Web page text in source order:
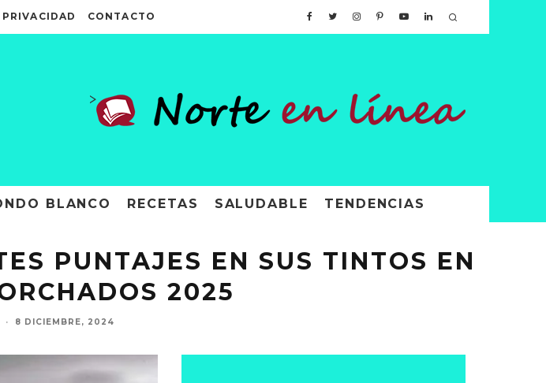
CONTACTO
>
BLANCO RECETAS SALUDABLE TENDENCIAS
PUNTAJES EN SUS TINTOS EN
2025
· 8 DICIEMBRE, 2024